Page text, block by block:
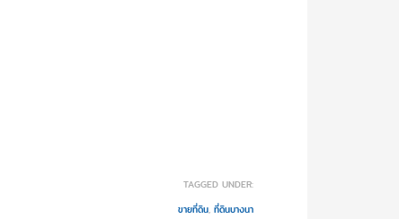
TAGGED UNDER:
ขายที่ดิน, ที่ดินบางนา‬